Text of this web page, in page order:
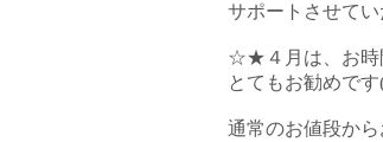
サポートさせて
☆★４月は、お時
とてもお勧めです
通常のお値段から